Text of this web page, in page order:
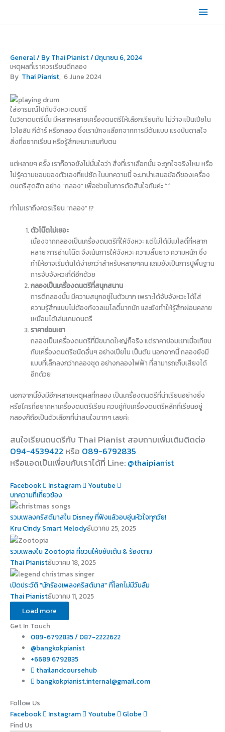
content
Main
General/ By Thai Pianist/มิถุนายน 6, 2024
เหตุผลที่เราควรเรียนตีกลอง
By Thai Pianist, 6 June 2024
ใส่อารมณ์ไปกับจังหวะดนตรี
ในวิชาดนตรีนั้น มีหลากหลายเครื่องดนตรีให้เลือกเรียนกัน ไม่ว่าจะเป็นเปียโน
ไวโอลิน กีต้าร์ หรือกลอง ซึ่งเรามักจะเลือกจากการมีต้นแบบ แรงบันดาลใจ
สิ่งที่อยากเรียน หรือรู้สึกเหมาะสมกับตน
แต่หลายๆ ครั้ง เราก็อาจยังไม่มั่นใจว่า สิ่งที่เราเลือกนั้น จะถูกใจจริงไหม หรือ
ไม่รู้ความชอบของตัวเองที่แน่ชัด ในบทความนี้ จะมานำเสนอข้อดีของเครื่อง
ดนตรีสุดฮิต อย่าง “กลอง” เพื่อช่วยในการตัดสินใจกันค่ะ ^^
ทำไมเราถึงควรเรียน “กลอง” !?
ตัวโน๊ตไม่เยอะ
เนื่องจากกลองเป็นเครื่องดนตรีที่ให้จังหวะ แต่ไม่ได้มีเมโลดี้ที่หลาก
หลาย การอ่านโน๊ต จึงเน้นการให้จังหวะ ความสั้นยาว ความหนัก ซึ่ง
ทำให้อาจเริ่มต้นได้ง่ายกว่าสำหรับหลายๆคน แถมยังเป็นการปูพื้นฐาน
การจับจังหวะที่ดีอีกด้วย
กลองเป็นเครื่องดนตรีที่สนุกสนาน
การตีกลองนั้น มีความสนุกอยู่ในตัวมาก เพราะได้จับจังหวะ ได้ใส่
ความรู้สึกแบบไม่ต้องกังวลเมโลดี้มากนัก และยังทำให้รู้สึกผ่อนคลาย
เหมือนได้เล่นเกมดนตรี
ราคาย่อมเยา
กลองเป็นเครื่องดนตรีที่มีขนาดใหญ่ก็จริง แต่ราคาย่อมเยาเมื่อเทียบ
กับเครื่องดนตรีชนิดอื่นๆ อย่างเปียโน เป็นต้น นอกจากนี้ กลองยังมี
แบบที่เล็กลงกว่ากลองชุด อย่างกลองไฟฟ้า ที่สามารถเก็บเสียงได้
อีกด้วย
นอกจากนี้ยังมีอีกหลายเหตุผลที่กลอง เป็นเครื่องดนตรีที่น่าเรียนอย่างยิ่ง
หรือใครที่อยากหาเครื่องดนตรีเรียน ควบคู่กับเครื่องดนตรีหลักที่เรียนอยู่
กลองก็ถือเป็นตัวเลือกที่น่าสนใจมากๆ เลยค่ะ
สนใจเรียนดนตรีกับ Thai Pianist สอบถามเพิ่มเติมติดต่อ
094-4539422 หรือ 089-6792835
หรือแอดเป็นเพื่อนกับเราได้ที่ Line: @thaipianist
Facebook Instagram
Youtube
บทความที่เกี่ยวข้อง
รวมเพลงคริสต์มาสใน Disney ที่ฟังแล้วอบอุ่นหัวใจทุกวัย!
Kru Cindy Smart Melodyธันวาคม 25, 2025
รวมเพลงใน Zootopia ที่ชวนให้ขยับเต้น & ร้องตาม
Thai Pianistธันวาคม 18, 2025
เปิดประวัติ “นักร้องเพลงคริสต์มาส” ที่โลกไม่มีวันลืม
Thai Pianistธันวาคม 11, 2025
Load more
Get In Touch
089-6792835 / 087-2222622
@bangkokpianist
+6689 6792835
thailandcoursehub
bangkokpianist.internal@gmail.com
Follow Us
Facebook
Instagram Youtube
Globe
Find Us